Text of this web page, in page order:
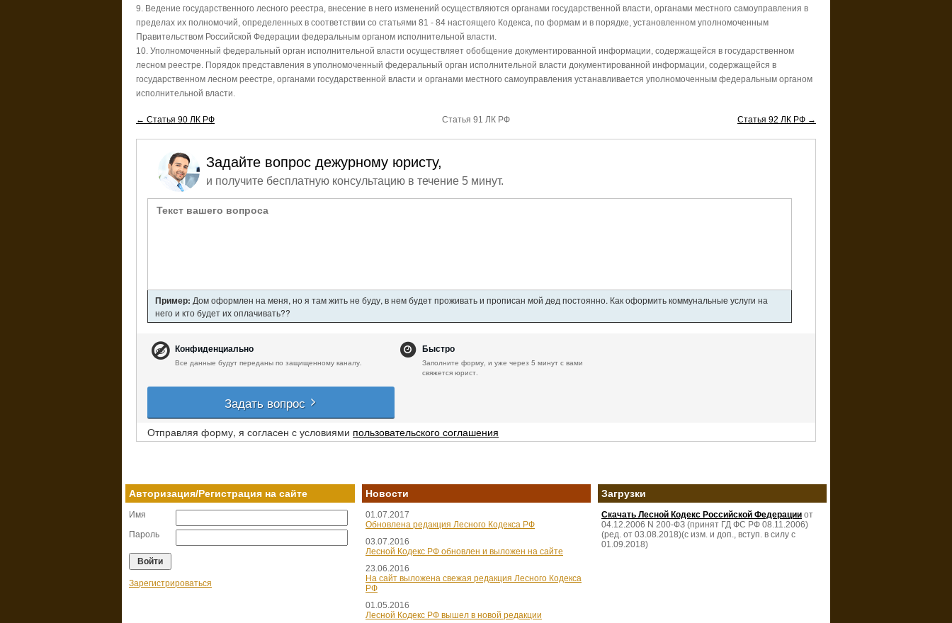
9. Ведение государственного лесного реестра, внесение в него изменений осуществляются органами государственной власти, органами местного самоуправления в
пределах их полномочий, определенных в соответствии со статьями 81 - 84 настоящего Кодекса, по формам и в порядке, установленном уполномоченным
Правительством Российской Федерации федеральным органом исполнительной власти.
10. Уполномоченный федеральный орган исполнительной власти осуществляет обобщение документированной информации, содержащейся в государственном
лесном реестре. Порядок представления в уполномоченный федеральный орган исполнительной власти документированной информации, содержащейся в
государственном лесном реестре, органами государственной власти и органами местного самоуправления устанавливается уполномоченным федеральным органом
исполнительной власти.
← Статья 90 ЛК РФ Статья 91 ЛК РФ Статья 92 ЛК РФ →
Задайте вопрос дежурному юристу,
и получите бесплатную консультацию в течение 5 минут.
Пример: Дом оформлен на меня, но я там жить не буду, в нем будет проживать и прописан мой дед постоянно. Как оформить коммунальные услуги на
него и кто будет их оплачивать??
Конфиденциально
Все данные будут переданы по защищенному каналу.
Быстро
Заполните форму, и уже через 5 минут с вами
свяжется юрист.
Задать вопрос
Отправляя форму, я согласен с условиями пользовательского соглашения
Авторизация/Регистрация на сайте
Имя
Пароль
Зарегистрироваться
Новости
01.07.2017
Обновлена редакция Лесного Кодекса РФ
03.07.2016
Лесной Кодекс РФ обновлен и выложен на сайте
23.06.2016
На сайт выложена свежая редакция Лесного Кодекса
РФ
01.05.2016
Лесной Кодекс РФ вышел в новой редакции
Загрузки
Скачать Лесной Кодекс Российской Федерации от
04.12.2006 N 200-ФЗ (принят ГД ФС РФ 08.11.2006)
(ред. от 03.08.2018)(с изм. и доп., вступ. в силу с
01.09.2018)